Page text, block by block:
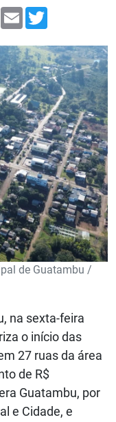
LinkedIn
Email
de Guatambu /
na sexta-feira
o início das
27 ruas da área
de R$
Guatambu, por
e Cidade, e